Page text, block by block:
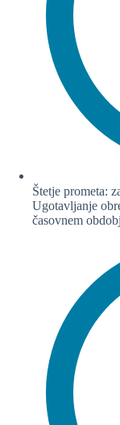
Štetje prometa:
Ugotavljanje
časovnem